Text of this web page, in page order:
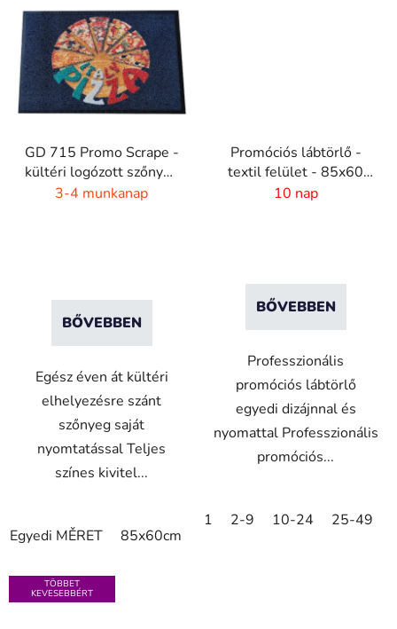
GD 715 Promo Scrape -
kültéri logózott szőnyeg
- 7 mm szál
3-4 munkanap
BŐVEBBEN
Egész éven át kültéri
elhelyezésre szánt
szőnyeg saját
nyomtatással Teljes
színes kivitel...
Egyedi MĚRET 85x60cm
Promóciós lábtörlő -
textil felület - 85x60
cm
10 nap
BŐVEBBEN
Professzionális
promóciós lábtörlő
egyedi dizájnnal és
nyomattal Professzionális
promóciós...
1 2-9 10-24 25-49
TÖBBET
KEVESEBBÉRT